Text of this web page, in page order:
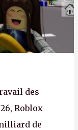
des
Roblox
de